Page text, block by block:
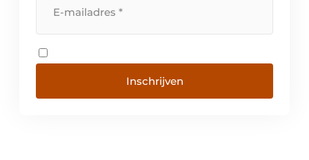
Inschrijven